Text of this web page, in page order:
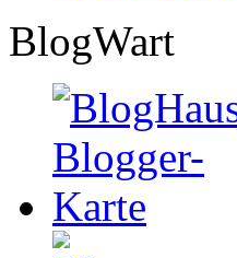
BlogWart